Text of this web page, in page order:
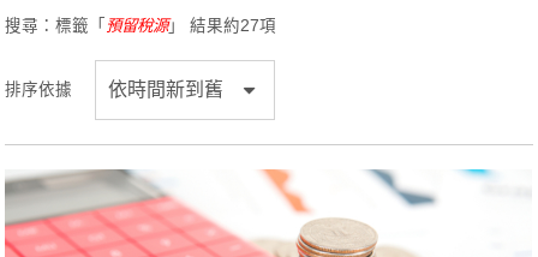
搜尋：標籤「 預留稅源」 結果約27項
排序依據